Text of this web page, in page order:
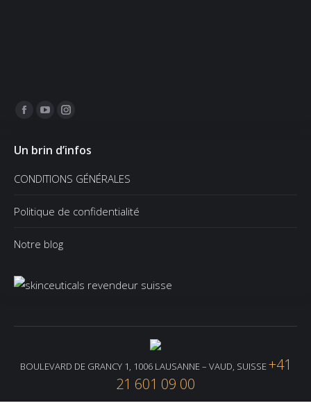
Trouvez nous sur :
Facebook
opens
in
window
YouTube
opens
in
window
Instagram
opens
in
window
Un brin d’infos
CONDITIONS GÉNÉRALES
Politique de confidentialité
Notre blog
BOULEVARD DE GRANCY 1, 1006 LAUSANNE – VAUD, SUISSE+41
21 601 09 00